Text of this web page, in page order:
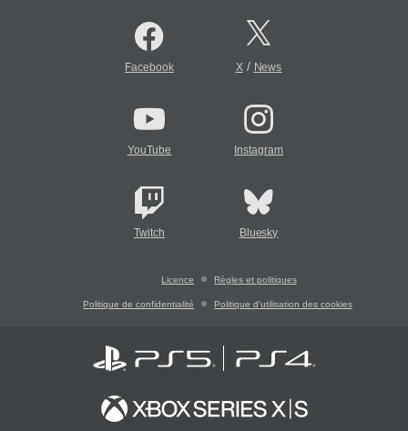
Facebook X/ News
YouTube Instagram
Twitch Bluesky
Licence Règles et politiques
Politique de confidentialité Politique d'utilisation des cookies